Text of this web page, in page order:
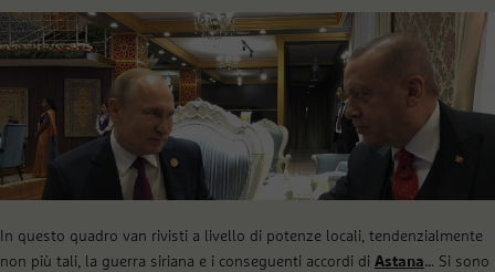
In questo quadro van rivisti a livello di potenze locali, tendenzialmente
non più tali, la guerra siriana e i conseguenti accordi di Astana… Si sono